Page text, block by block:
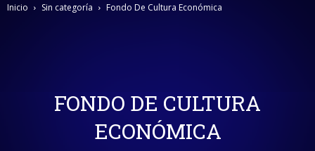
Inicio Sin categoría Fondo De Cultura Económica
FONDO DE CULTURA
ECONÓMICA